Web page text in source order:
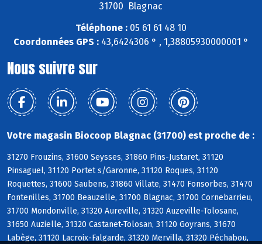
31700 Blagnac
Téléphone : 05 61 61 48 10
Coordonnées GPS : 43,6424306 ° , 1,38805930000001 °
Nous suivre sur
Votre magasin Biocoop Blagnac (31700) est proche de :
31270 Frouzins, 31600 Seysses, 31860 Pins-Justaret, 31120
Pinsaguel, 31120 Portet s/Garonne, 31120 Roques, 31120
Roquettes, 31600 Saubens, 31860 Villate, 31470 Fonsorbes, 31470
Fontenilles, 31700 Beauzelle, 31700 Blagnac, 31700 Cornebarrieu,
31700 Mondonville, 31320 Aureville, 31320 Auzeville-Tolosane,
31650 Auzielle, 31320 Castanet-Tolosan, 31120 Goyrans, 31670
Labège, 31120 Lacroix-Falgarde, 31320 Mervilla, 31320 Péchabou,